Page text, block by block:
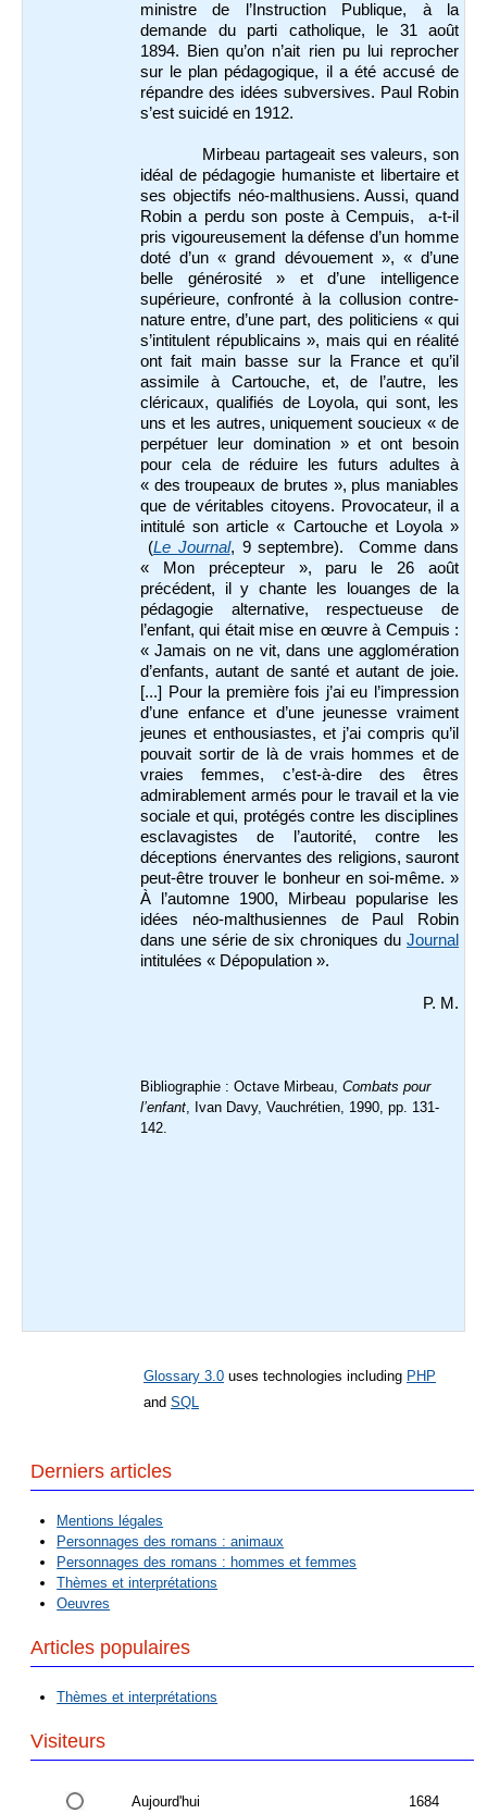
ministre de l’Instruction Publique, à la
demande du parti catholique, le 31 août
1894. Bien qu’on n’ait rien pu lui reprocher
sur le plan pédagogique, il a été accusé de
répandre des idées subversives. Paul Robin
s’est suicidé en 1912.
Mirbeau partageait ses valeurs, son
idéal de pédagogie humaniste et libertaire et
ses objectifs néo-malthusiens. Aussi, quand
Robin a perdu son poste à Cempuis, a-t-il
pris vigoureusement la défense d’un homme
doté d’un « grand dévouement », « d’une
belle générosité » et d’une intelligence
supérieure, confronté à la collusion contre-
nature entre, d’une part, des politiciens « qui
s’intitulent républicains », mais qui en réalité
ont fait main basse sur la France et qu’il
assimile à Cartouche, et, de l’autre, les
cléricaux, qualifiés de Loyola, qui sont, les
uns et les autres, uniquement soucieux « de
perpétuer leur domination » et ont besoin
pour cela de réduire les futurs adultes à
« des troupeaux de brutes », plus maniables
que de véritables citoyens. Provocateur, il a
intitulé son article « Cartouche et Loyola »
(Le Journal, 9 septembre). Comme dans
« Mon précepteur », paru le 26 août
précédent, il y chante les louanges de la
pédagogie alternative, respectueuse de
l’enfant, qui était mise en œuvre à Cempuis :
« Jamais on ne vit, dans une agglomération
d’enfants, autant de santé et autant de joie.
[...] Pour la première fois j’ai eu l’impression
d’une enfance et d’une jeunesse vraiment
jeunes et enthousiastes, et j’ai compris qu’il
pouvait sortir de là de vrais hommes et de
vraies femmes, c’est-à-dire des êtres
admirablement armés pour le travail et la vie
sociale et qui, protégés contre les disciplines
esclavagistes de l’autorité, contre les
déceptions énervantes des religions, sauront
peut-être trouver le bonheur en soi-même. »
À l’automne 1900, Mirbeau popularise les
idées néo-malthusiennes de Paul Robin
dans une série de six chroniques du Journal
intitulées « Dépopulation ».
P. M.
Bibliographie : Octave Mirbeau, Combats pour
l’enfant, Ivan Davy, Vauchrétien, 1990, pp. 131-
142.
Glossary 3.0 uses technologies including PHP
and SQL
Derniers articles
Mentions légales
Personnages des romans : animaux
Personnages des romans : hommes et femmes
Thèmes et interprétations
Oeuvres
Articles populaires
Thèmes et interprétations
Visiteurs
Aujourd'hui 1684